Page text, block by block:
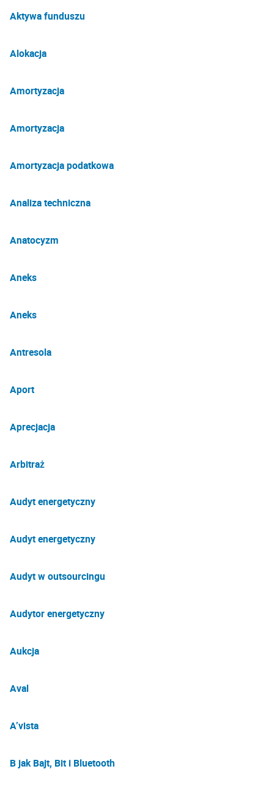
Aktywa funduszu
Alokacja
Amortyzacja
Amortyzacja
Amortyzacja podatkowa
Analiza techniczna
Anatocyzm
Aneks
Aneks
Antresola
Aport
Aprecjacja
Arbitraż
Audyt energetyczny
Audyt energetyczny
Audyt w outsourcingu
Audytor energetyczny
Aukcja
Aval
A’vista
B jak Bajt, Bit i Bluetooth